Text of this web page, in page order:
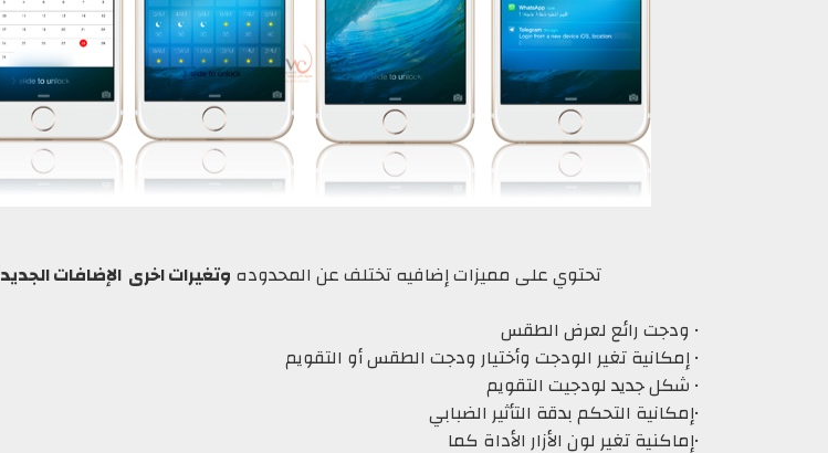
تحتوي على مميزات إضافيه تختلف عن المحدوده وتغيرات اخرى الإضافات الجديد
• ودجت رائع لعرض الطقس
• إمكانية تغير الودجت وأختيار ودجت الطقس أو التقويم
• شكل جديد لودجيت التقويم
•إمكانية التحكم بدقة التأثير الضبابي
•إماكنية تغير لون الأزار الأداة كما